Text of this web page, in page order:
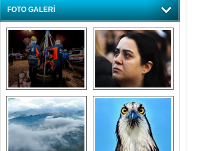
FOTO GALERİ
Bursa'da deprem
tatbikatı gerçeğini
aratmadı
Özlem ve minnetle
anıyoruz